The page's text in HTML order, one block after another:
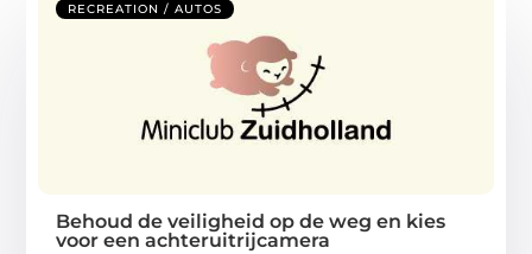
RECREATION / AUTOS
Behoud de veiligheid op de weg en kies
voor een achteruitrijcamera